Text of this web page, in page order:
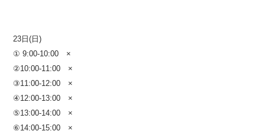
23日(日)
① 9:00-10:00 ×
②10:00-11:00 ×
③11:00-12:00 ×
④12:00-13:00 ×
⑤13:00-14:00 ×
⑥14:00-15:00 ×